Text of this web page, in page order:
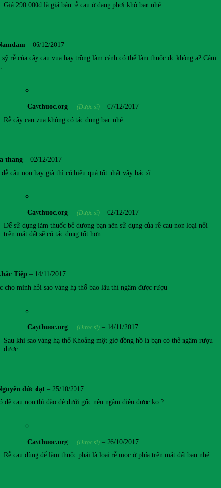
Giá 290.000₫ là giá bán rễ cau ở dạng phơi khô bạn nhé.
– 06/12/2017
sỹ rễ của cây cau vua hay trồng làm cảnh có thể làm thuốc đc không ạ? Cám
Caythuoc.org (Dược sĩ) – 07/12/2017
Rễ cây cau vua không có tác dụng bạn nhé
thang – 02/12/2017
dễ câu non hay già thì có hiệu quả tốt nhất vậy bác sĩ.
Caythuoc.org (Dược sĩ) – 02/12/2017
Để sử dụng làm thuốc bổ dương bạn nên sử dụng của rễ cau non loại nổi
trên mặt đất sẽ có tác dụng tốt hơn.
Tiệp – 14/11/2017
cho mình hỏi sao vàng hạ thổ bao lâu thì ngâm được rượu
Caythuoc.org (Dược sĩ) – 14/11/2017
Sau khi sao vàng hạ thổ Khoảng một giờ đồng hồ là bạn có thể ngâm rượu
được
đức đạt – 25/10/2017
dễ cau non.thì đào dễ dưới gốc nên ngâm diệu được ko.?
Caythuoc.org (Dược sĩ) – 26/10/2017
Rễ cau dùng để làm thuốc phải là loại rễ mọc ở phía trên mặt đất bạn nhé.